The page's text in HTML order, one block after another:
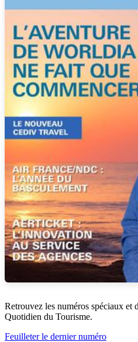
Retrouvez les numéros spéciaux et
Quotidien du Tourisme.
Feuilleter le dernier numéro